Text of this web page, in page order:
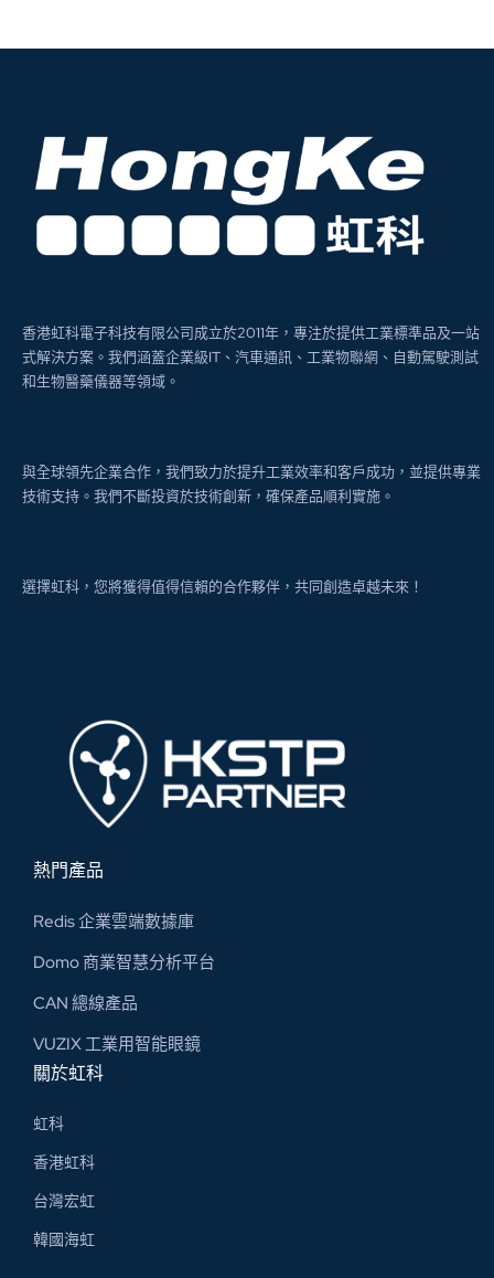
香港虹科電子科技有限公司成立於2011年，專注於提供工業標準品及一站
式解決方案。我們涵蓋企業級IT、汽車通訊、工業物聯網、自動駕駛測試
和生物醫藥儀器等領域。
與全球領先企業合作，我們致力於提升工業效率和客戶成功，並提供專業
技術支持。我們不斷投資於技術創新，確保產品順利實施。
選擇虹科，您將獲得值得信賴的合作夥伴，共同創造卓越未來！
熱門產品
Redis 企業雲端數據庫
Domo 商業智慧分析平台
CAN 總線​產品
VUZIX 工業用智能眼鏡
關於虹科
虹科
香港虹科
台灣宏虹
韓國海虹